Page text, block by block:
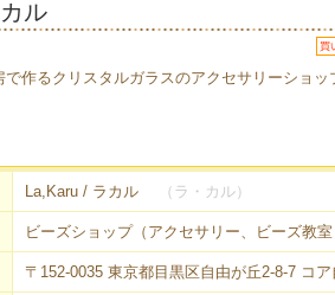
ル
買
で作るクリスタルガラスのアクセサリーショ
La,Karu / ラカル （ラ・カル）
ビーズショップ（アクセサリー、ビーズ教
〒152-0035 東京都目黒区自由が丘2-8-7 コ